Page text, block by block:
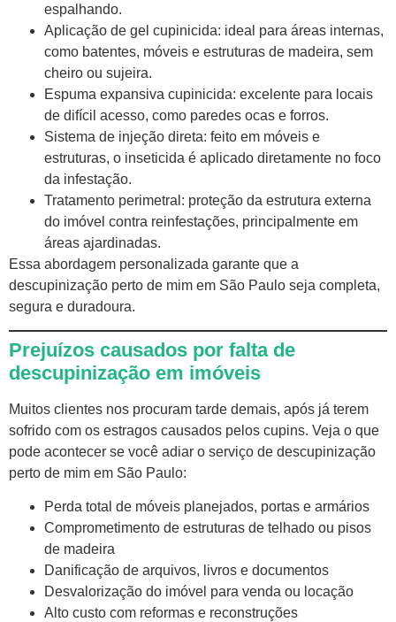
espalhando.
Aplicação de gel cupinicida: ideal para áreas internas,
como batentes, móveis e estruturas de madeira, sem
cheiro ou sujeira.
Espuma expansiva cupinicida: excelente para locais
de difícil acesso, como paredes ocas e forros.
Sistema de injeção direta: feito em móveis e
estruturas, o inseticida é aplicado diretamente no foco
da infestação.
Tratamento perimetral: proteção da estrutura externa
do imóvel contra reinfestações, principalmente em
áreas ajardinadas.
Essa abordagem personalizada garante que a
descupinização perto de mim em São Paulo seja completa,
segura e duradoura.
Prejuízos causados por falta de
descupinização em imóveis
Muitos clientes nos procuram tarde demais, após já terem
sofrido com os estragos causados pelos cupins. Veja o que
pode acontecer se você adiar o serviço de descupinização
perto de mim em São Paulo:
Perda total de móveis planejados, portas e armários
Comprometimento de estruturas de telhado ou pisos
de madeira
Danificação de arquivos, livros e documentos
Desvalorização do imóvel para venda ou locação
Alto custo com reformas e reconstruções